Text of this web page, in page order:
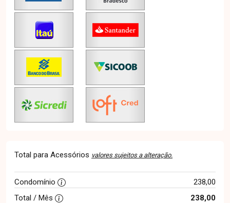
Total para Acessórios valores sujeitos a alteração.
Condomínio
238,00
Total / Mês
238,00